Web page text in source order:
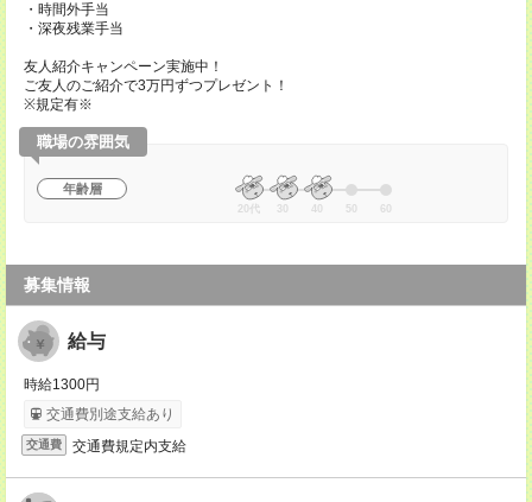
・時間外手当
・深夜残業手当
友人紹介キャンペーン実施中！
ご友人のご紹介で3万円ずつプレゼント！
※規定有※
職場の雰囲気
年齢層
20代 30 40 50 60
募集情報
給与
時給1300円
交通費別途支給あり
交通費 交通費規定内支給